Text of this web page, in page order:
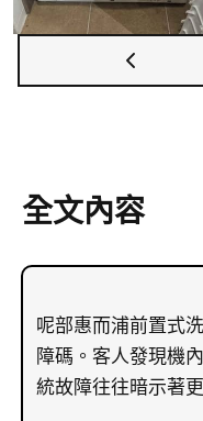
全文內容
呢部惠而浦前置式
障碼。客人發現機
統故障往往暗示著